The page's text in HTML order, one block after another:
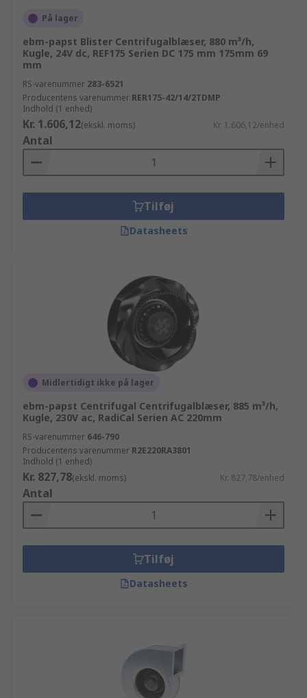
På lager
ebm-papst Blister Centrifugalblæser, 880 m³/h,
Kugle, 24V dc, REF175 Serien DC 175 mm 175mm 69
mm
RS-varenummer 283-6521
Producentens varenummer RER175-42/14/2TDMP
Indhold (1 enhed)
Kr. 1.606,12(ekskl. moms) Kr. 1.606,12/enhed
Antal
Tilføj
Datasheets
Midlertidigt ikke på lager
ebm-papst Centrifugal Centrifugalblæser, 885 m³/h,
Kugle, 230V ac, RadiCal Serien AC 220mm
RS-varenummer 646-790
Producentens varenummer R2E220RA3801
Indhold (1 enhed)
Kr. 827,78(ekskl. moms) Kr. 827,78/enhed
Antal
Tilføj
Datasheets